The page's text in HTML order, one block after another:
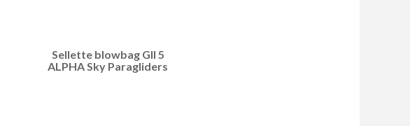
Sellette blowbag GII 5
ALPHA Sky Paragliders